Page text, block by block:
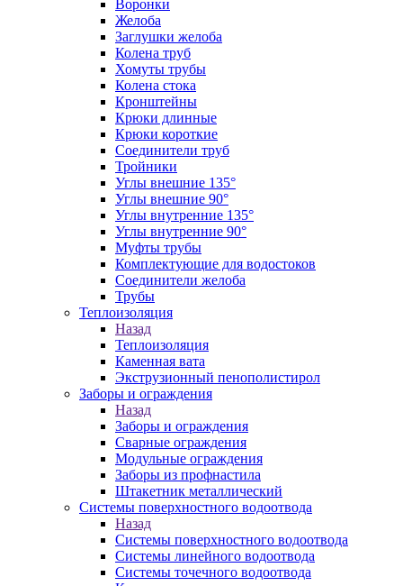
Воронки
Желоба
Заглушки желоба
Колена труб
Хомуты трубы
Колена стока
Кронштейны
Крюки длинные
Крюки короткие
Соединители труб
Тройники
Углы внешние 135°
Углы внешние 90°
Углы внутренние 135°
Углы внутренние 90°
Муфты трубы
Комплектующие для водостоков
Соединители желоба
Трубы
Теплоизоляция
Назад
Теплоизоляция
Каменная вата
Экструзионный пенополистирол
Заборы и ограждения
Назад
Заборы и ограждения
Сварные ограждения
Модульные ограждения
Заборы из профнастила
Штакетник металлический
Системы поверхностного водоотвода
Назад
Системы поверхностного водоотвода
Системы линейного водоотвода
Системы точечного водоотвода